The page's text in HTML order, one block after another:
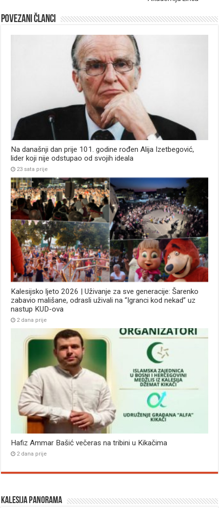
Povezani članci
Na današnji dan prije 101. godine rođen Alija Izetbegović,
lider koji nije odstupao od svojih ideala
23 sata prije
Kalesijsko ljeto 2026 | Uživanje za sve generacije: Šarenko
zabavio mališane, odrasli uživali na “Igranci kod nekad” uz
nastup KUD-ova
2 dana prije
Hafiz Ammar Bašić večeras na tribini u Kikačima
2 dana prije
Kalesija panorama